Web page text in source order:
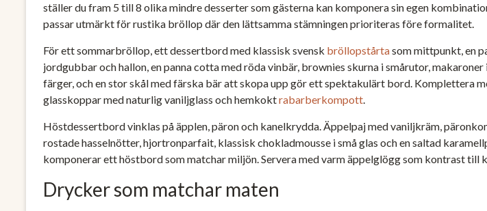
ställer du fram 5 till 8 olika mindre desserter som gästerna kan komponera sin egen
passar utmärkt för rustika bröllop där den lättsamma stämningen prioriteras före formalitet.
För ett sommarbröllop, ett dessertbord med klassisk svensk bröllopstårtasom mittpunkt, en
jordgubbar och hallon, en panna cotta med röda vinbär, brownies skurna i smårutor, makaroner
färger, och en stor skål med färska bär att skopa upp gör ett spektakulärt bord. Komplettera
glasskoppar med naturlig vaniljglass och hemkoktrabarberkompott.
Höstdessertbord vinklas på äpplen, päron och kanelkrydda. Äppelpaj med vaniljkräm,
rostade hasselnötter, hjortronparfait, klassisk chokladmousse i små glas och en saltad
komponerar ett höstbord som matchar miljön. Servera med varm äppelglögg som kontrast till
Drycker som matchar maten